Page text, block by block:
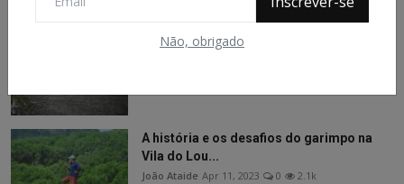
Não, obrigado
A Igreja de São José de Macapá
A história e os desafios do garimpo na
Vila do Lou...
João Ataide Apr 11, 2023 0 2.1k